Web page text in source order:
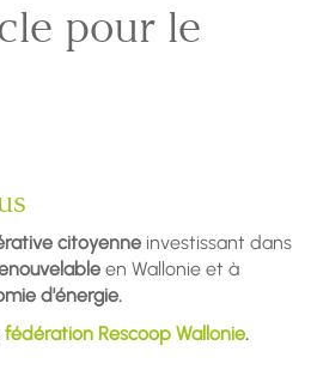
pour le
citoyenne investissant dans
en Wallonie et à
d'énergie.
fédération Rescoop Wallonie.